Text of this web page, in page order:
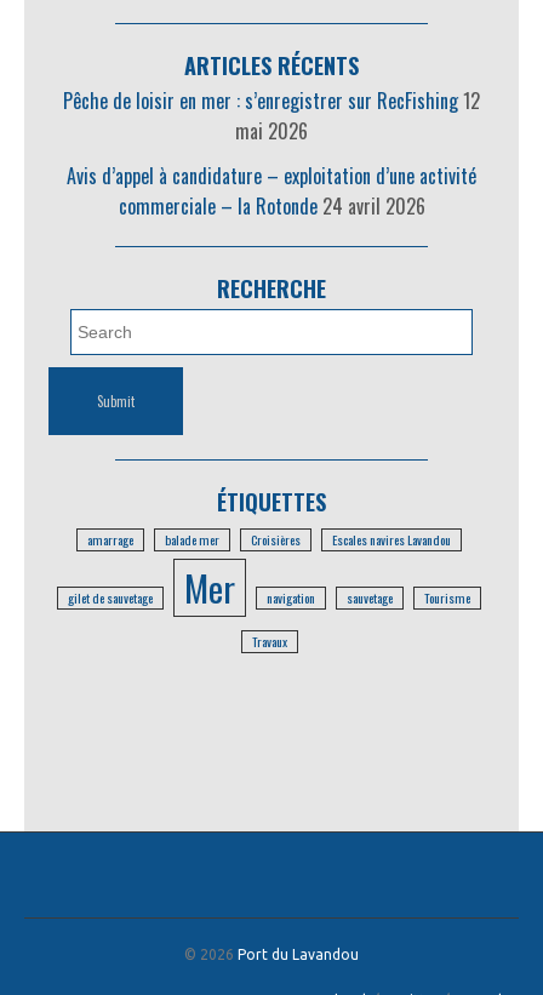
ARTICLES RÉCENTS
Pêche de loisir en mer : s’enregistrer sur RecFishing12
mai 2026
Avis d’appel à candidature – exploitation d’une activité
commerciale – la Rotonde 24 avril 2026
RECHERCHE
ÉTIQUETTES
amarrage balade mer Croisières Escales navires Lavandou
gilet de sauvetage Mer navigation sauvetage Tourisme
Travaux
© 2026 Port du Lavandou